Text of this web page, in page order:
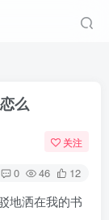
么
关注
0 46 12
地洒在我的书